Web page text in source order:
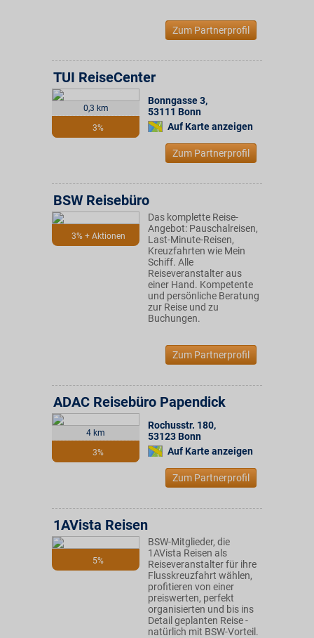
Zum Partnerprofil
0,3 km
3%
TUI ReiseCenter
Bonngasse 3,
53111 Bonn
Auf Karte anzeigen
Zum Partnerprofil
3% + Aktionen
BSW Reisebüro
Das komplette Reise-
Angebot: Pauschalreisen,
Last-Minute-Reisen,
Kreuzfahrten wie Mein
Schiff. Alle
Reiseveranstalter aus
einer Hand. Kompetente
und persönliche Beratung
zur Reise und zu
Buchungen.
Zum Partnerprofil
4 km
3%
ADAC Reisebüro Papendick
Rochusstr. 180,
53123 Bonn
Auf Karte anzeigen
Zum Partnerprofil
5%
1AVista Reisen
BSW-Mitglieder, die
1AVista Reisen als
Reiseveranstalter für ihre
Flusskreuzfahrt wählen,
profitieren von einer
preiswerten, perfekt
organisierten und bis ins
Detail geplanten Reise -
natürlich mit BSW-Vorteil.